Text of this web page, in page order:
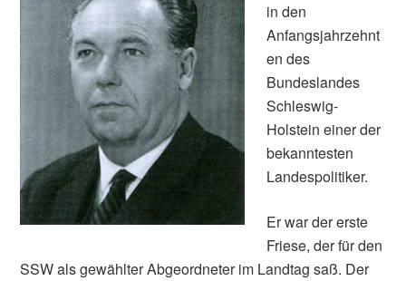
in den
Anfangsjahrzehnt
en des
Bundeslandes
Schleswig-
Holstein einer der
bekanntesten
Landespolitiker.
Er war der erste
Friese, der für den
SSW als gewählter Abgeordneter im Landtag saß. Der